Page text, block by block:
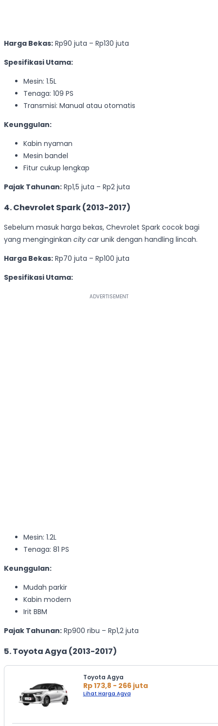
Harga Bekas: Rp90 juta – Rp130 juta
Spesifikasi Utama:
Mesin: 1.5L
Tenaga: 109 PS
Transmisi: Manual atau otomatis
Keunggulan:
Kabin nyaman
Mesin bandel
Fitur cukup lengkap
Pajak Tahunan: Rp1,5 juta – Rp2 juta
4. Chevrolet Spark (2013-2017)
Sebelum masuk harga bekas, Chevrolet Spark cocok bagi
yang menginginkan city carunik dengan handling lincah.
Harga Bekas: Rp70 juta – Rp100 juta
Spesifikasi Utama:
Mesin: 1.2L
Tenaga: 81 PS
Keunggulan:
Mudah parkir
Kabin modern
Irit BBM
Pajak Tahunan: Rp900 ribu – Rp1,2 juta
5. Toyota Agya (2013-2017)
Toyota Agya
Rp 173,8 - 266 juta
Lihat Harga Agya